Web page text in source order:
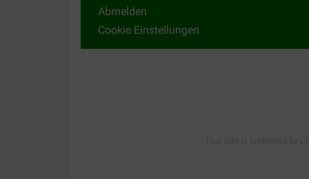
Abmelden
Cookie Einstellungen